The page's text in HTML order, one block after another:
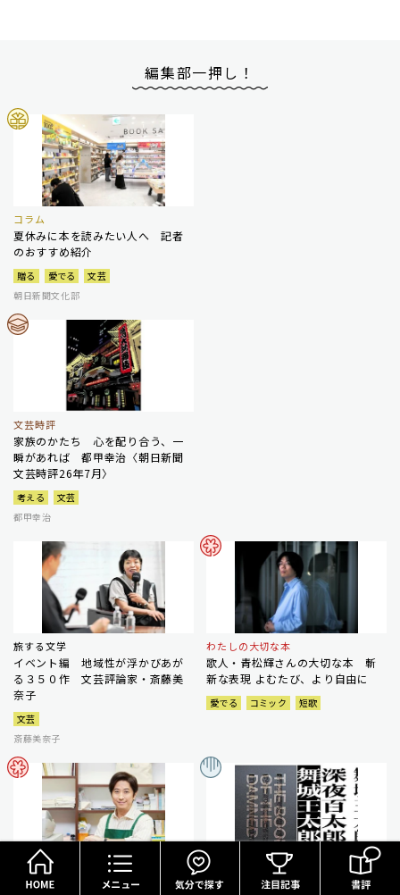
編集部一押し！
コラム
夏休みに本を読みたい人へ 記者
のおすすめ紹介
贈る 愛でる
文芸
朝日新聞文化部
文芸時評
家族のかたち 心を配り合う、一
瞬があれば 都甲幸治〈朝日新聞
文芸時評26年7月〉
考える
文芸
都甲幸治
旅する文学
イベント編 地域性が浮かびあが
る３５０作 文芸評論家・斎藤美
奈子
文芸
斎藤美奈子
わたしの大切な本
歌人・青松輝さんの大切な本 斬
新な表現 よむたび、より自由に
愛でる コミック 短歌
谷原書店
【谷原店長のオススメ】桜玉吉
朝宮運河のホラーワールド渉猟
怪奇・幻想好きが拍手喝采するホ